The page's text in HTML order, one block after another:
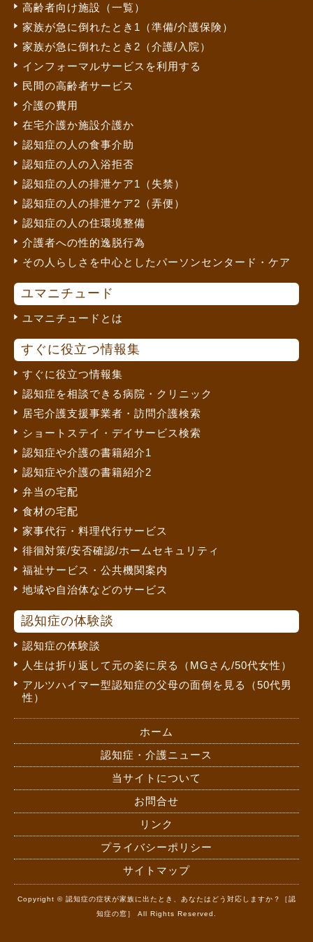
高齢者向け施設（一覧）
家族が急に倒れたとき1（準備/介護保険）
家族が急に倒れたとき2（介護/入院）
インフォーマルサービスを利用する
民間の高齢者サービス
介護の費用
在宅介護か施設介護か
認知症の人の食事介助
認知症の人の入浴拒否
認知症の人の排泄ケア1（失禁）
認知症の人の排泄ケア2（弄便）
認知症の人の住環境整備
介護者への性的逸脱行為
その人らしさを中心としたパーソンセンタード・ケア
ユマニチュード
ユマニチュードとは
すぐに役立つ情報集
すぐに役立つ情報集
認知症を相談できる病院・クリニック
居宅介護支援事業者・訪問介護検索
ショートステイ・デイサービス検索
認知症や介護の書籍紹介1
認知症や介護の書籍紹介2
弁当の宅配
食材の宅配
家事代行・料理代行サービス
徘徊対策/安否確認/ホームセキュリティ
福祉サービス・公共機関案内
地域や自治体などのサービス
認知症の体験談
認知症の体験談
人生は折り返して元の姿に戻る（MGさん/50代女性）
アルツハイマー型認知症の父母の面倒を見る（50代男
性）
ホーム
認知症・介護ニュース
当サイトについて
お問合せ
リンク
プライバシーポリシー
サイトマップ
Copyright © 認知症の症状が家族に出たとき、あなたはどう対応しますか？［認
知症の窓］ All Rights Reserved.